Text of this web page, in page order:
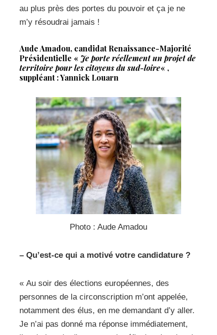
au plus près des portes du pouvoir et ça je ne
m’y résoudrai jamais !
Aude Amadou, candidat Renaissance-Majorité
Présidentielle « Je porte réellement un projet de
territoire pour les citoyens du sud-loire« ,
suppléant : Yannick Louarn
Photo : Aude Amadou
– Qu’est-ce qui a motivé votre candidature ?
« Au soir des élections européennes, des
personnes de la circonscription m’ont appelée,
notamment des élus, en me demandant d’y aller.
Je n’ai pas donné ma réponse immédiatement,